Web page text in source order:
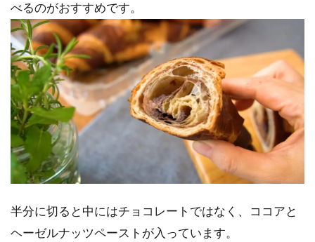
べるのがおすすめです。
半分に切ると中にはチョコレートではなく、ココアと
ヘーゼルナッツペーストが入っています。